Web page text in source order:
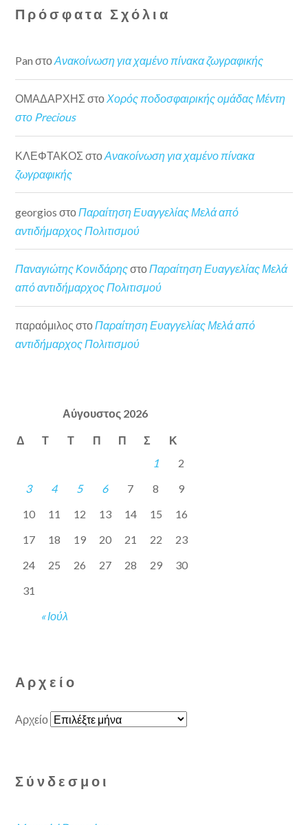
Πρόσφατα Σχόλια
Pan στοΑνακοίνωση για χαμένο πίνακα ζωγραφικής
ΟΜΑΔΑΡΧΗΣ στοΧορός ποδοσφαιρικής ομάδας Μέντη
στο Precious
ΚΛΕΦΤΑΚΟΣ στοΑνακοίνωση για χαμένο πίνακα
ζωγραφικής
georgios στο Παραίτηση Ευαγγελίας Μελά από
αντιδήμαρχος Πολιτισμού
Παναγιώτης ΚονιδάρηςστοΠαραίτηση Ευαγγελίας Μελά
από αντιδήμαρχος Πολιτισμού
παραόμιλος στοΠαραίτηση Ευαγγελίας Μελά από
αντιδήμαρχος Πολιτισμού
Αύγουστος 2026
Δ Τ Τ Π Π Σ Κ
« Ιούλ
1
2
3
4 5 6 7 8
9
10
11 12 13 14 15
16
17
18 19 20 21 22
23
24
25 26 27 28 29
30
31
Αρχείο
Αρχείο
Σύνδεσμοι